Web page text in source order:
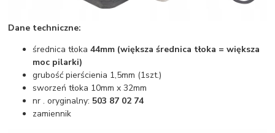
Dane techniczne:
średnica tłoka44mm (większa średnica tłoka = większa
moc pilarki)
grubość pierścienia 1,5mm (1szt.)
sworzeń tłoka 10mm x 32mm
nr . oryginalny: 503 87 02 74
zamiennik